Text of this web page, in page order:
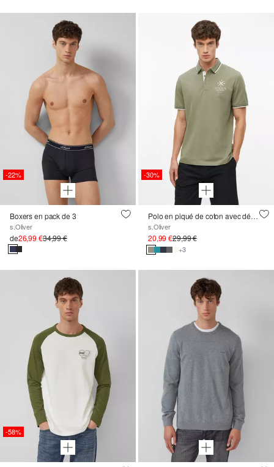
-22%
Boxers en pack de 3
s.Oliver
de26,99 €34,99 €
-30%
Polo en piqué de coton avec détails contrastés
s.Oliver
20,99 €29,99 €
+3
-58%